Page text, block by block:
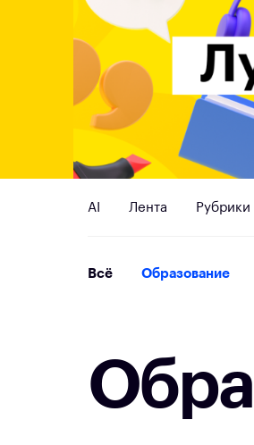
AI Лента Рубрики
Всё Образование
Обра